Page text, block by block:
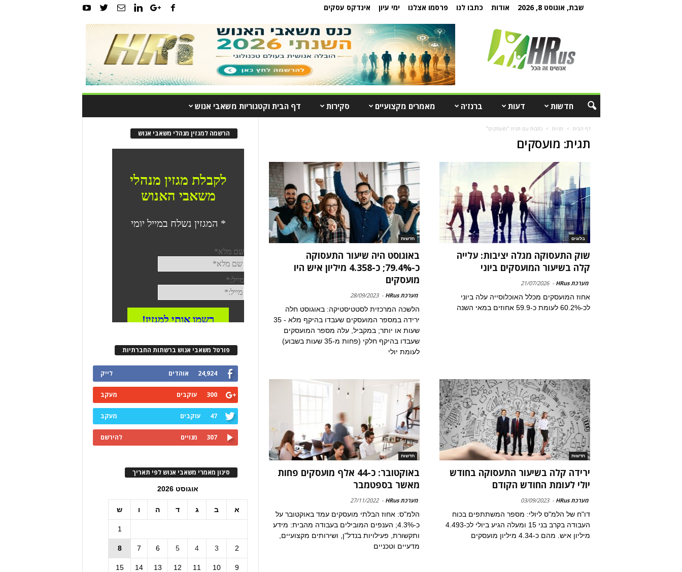
שבת, אוגוסט 8, 2026 אודות כתבו לנו פרסמו אצלנו ימי עיון אינדקס עסקים
חדשות דעות ברנז'ה מאמרים מקצועיים סקירות דף הבית וקטגוריות משאבי אנוש
דף הבית תגיות כתבות עם תגית "מועסקים"
תגית: מועסקים
בלוגים
שוק התעסוקה מגלה יציבות: עלייה
קלה בשיעור המועסקים ביוני
מערכת HRus -
21/07/2026
אחוז המועסקים מכלל האוכלוסייה עלה ביוני
לכ-60.2% לעומת כ-59.9 אחוזים במאי השנה
חדשות
באוגוסט היה שיעור התעסוקה
כ-79.4%; כ-4.358 מיליון איש היו
מועסקים
מערכת HRus -
28/09/2023
הלשכה המרכזית לסטטיסטיקה: באוגוסט חלה
ירידה במספר המועסקים שעבדו בהיקף מלא - 35
שעות או יותר; במקביל, עלה מספר המועסקים
שעבדו בהיקף חלקי (פחות מ-35 שעות בשבוע)
לעומת יולי
חדשות
ירידה קלה בשיעור התעסוקה בחודש
יולי לעומת החודש הקודם
מערכת HRus -
03/09/2023
דו"ח של הלמ"ס ליולי: מספר המשתתפים בכוח
העבודה בקרב בני 15 ומעלה הגיע ביולי לכ-4.493
מיליון איש. מהם כ-4.34 מיליון מועסקים
חדשות
באוקטובר: כ-44 אלף מועסקים פחות
מאשר בספטמבר
מערכת HRus -
27/11/2022
הלמ"ס: אחוז הבלתי מועסקים עמד באוקטובר על
כ-4.3%; הענפים המובילים בעבודה מהבית: מידע
ותקשורת, פעילויות בנדל"ן, ושירותים מקצועיים,
מדעיים וטכניים
הרשמה למגזין מנהלי משאבי אנוש
פורטל משאבי אנוש ברשתות החברתיות
24,924 אוהדים לייק
300 עוקבים מעקב
47 עוקבים מעקב
307 מנויים להירשם
סינון מאמרי משאבי אנוש לפי תאריך
אוגוסט 2026
א ב ג ד ה ו ש
1
2
3
4
5
6
7
8
9
10
11
12
13
14
15